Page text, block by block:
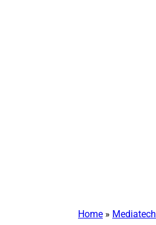
Home » Mediatech